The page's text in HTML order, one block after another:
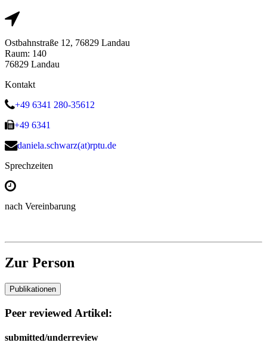
Ostbahnstraße 12, 76829 Landau
Raum: 140
76829 Landau
Kontakt
+49 6341 280-35612
+49 6341
daniela.schwarz(at)rptu.de
Sprechzeiten
nach Vereinbarung
Zur Person
Publikationen
Peer reviewed Artikel:
submitted/underreview